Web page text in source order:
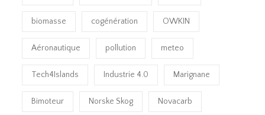
biomasse cogénération OWKIN
Aéronautique pollution meteo
Tech4Islands Industrie 4.0 Marignane
Bimoteur Norske Skog Novacarb